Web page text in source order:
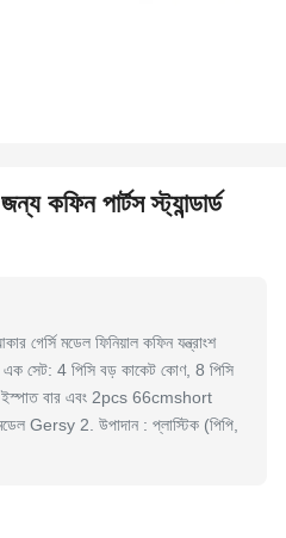
কফিন পার্টস স্ট্যান্ডার্ড
গের্সি মডেল ফিনিয়াল কফিন যন্ত্রাংশ
এক সেট: 4 পিসি বড় কাকেট কোণ, 8 পিসি
বার এবং 2pcs 66cmshort
Gersy 2. উপাদান : প্লাস্টিক (পিপি,